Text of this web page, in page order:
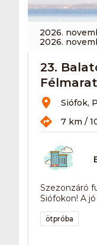
2026.
2026.
23.
Siófok,
7 km /
Szezonzáró
Siófokon! A
ötpróba